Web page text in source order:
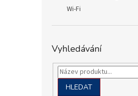
Wi-Fi
Vyhledávání
HLEDAT